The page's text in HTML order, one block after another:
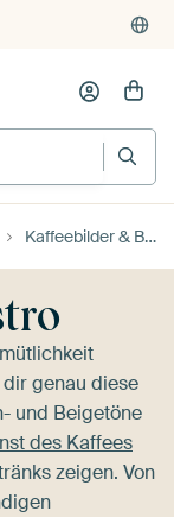
Kaffeebilder & Bistro
genau diese
und Beigetöne
des Kaffees
zeigen. Von